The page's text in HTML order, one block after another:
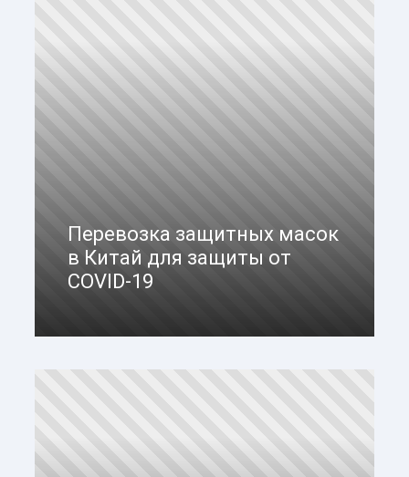
Перевозка защитных масок
в Китай для защиты от
COVID-19